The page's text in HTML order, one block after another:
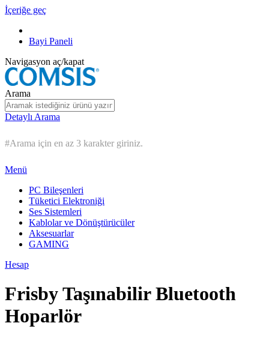
İçeriğe geç
Bayi Paneli
Navigasyon aç/kapat
Arama
Detaylı Arama
#Arama için en az 3 karakter giriniz.
Menü
PC Bileşenleri
Tüketici Elektroniği
Ses Sistemleri
Kablolar ve Dönüştürücüler
Aksesuarlar
GAMING
Hesap
Frisby Taşınabilir Bluetooth
Hoparlör